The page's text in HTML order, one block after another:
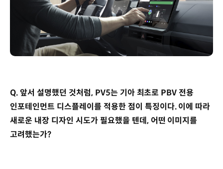
Q. 앞서 설명했던 것처럼, PV5는 기아 최초로 PBV 전용
인포테인먼트 디스플레이를 적용한 점이 특징이다. 이에 따라
새로운 내장 디자인 시도가 필요했을 텐데, 어떤 이미지를
고려했는가?